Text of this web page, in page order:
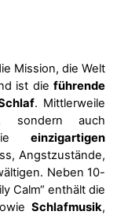
Mission, die Welt
ist die führende
. Mittlerweile
sondern auch
einzigartigen
Angstzustände,
Neben 10-
Calm“ enthält die
Schlafmusik,